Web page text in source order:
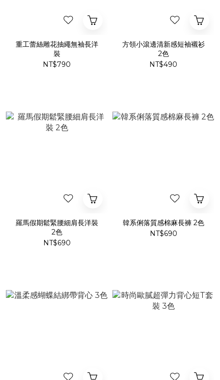
重工蕾絲雕花抽繩無袖長洋
裝
NT$790
方領小滾邊清新感短袖襯衫
2色
NT$490
羅馬假期鬆緊腰細肩長洋裝
2色
NT$690
韓系俐落質感棉麻長褲 2色
NT$690